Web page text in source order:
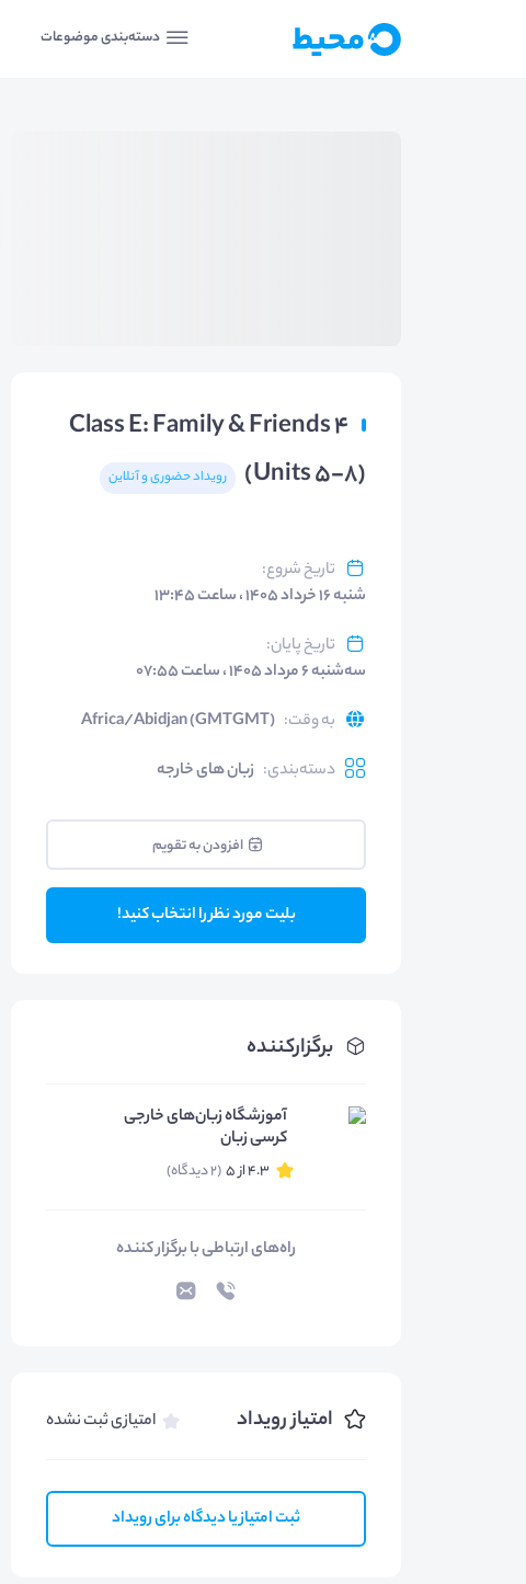
دسته‌بندی موضوعات
Class E: Family & Friends 4
(Units 5-8)
رویداد حضوری و آنلاین
تاریخ شروع:
شنبه ۱۶ خرداد ۱۴۰۵ ، ساعت ۱۳:۴۵
تاریخ پایان:
سه‌شنبه ۶ مرداد ۱۴۰۵ ، ساعت ۰۷:۵۵
به وقت:
Africa/Abidjan (GMTGMT)
دسته‌بندی: زبان های خارجه
افزودن به تقویم
بلیت مورد نظر را انتخاب کنید!
برگزارکننده
آموزشگاه زبان‌های خارجی
کرسی زبان
4.3 از 5 (2 دیدگاه)
راه‌های ارتباطی با برگزار کننده
امتیاز رویداد امتیازی ثبت نشده
ثبت امتیاز یا دیدگاه برای رویداد